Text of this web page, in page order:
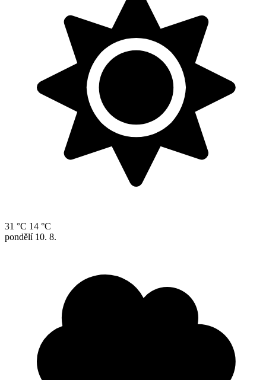
31 °C 14 °C
pondělí 10. 8.